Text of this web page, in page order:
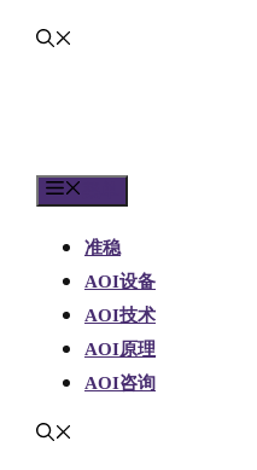
准稳
AOI设备
AOI技术
AOI原理
AOI咨询